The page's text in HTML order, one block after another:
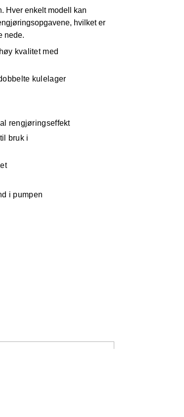
Hver enkelt modell kan
hvilket er
nede.
kvalitet med
kulelager
rengjøringseffekt
bruk i
i pumpen